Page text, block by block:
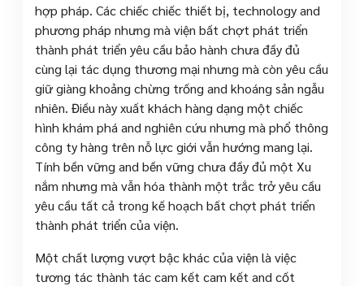
hợp pháp. Các chiếc chiếc thiết bị, technology and
phương pháp nhưng mà viện bất chợt phát triển
thành phát triển yêu cầu bảo hành chưa đầy đủ
cùng lại tác dụng thương mại nhưng mà còn yêu cầu
giữ giàng khoảng chừng trống and khoáng sản ngẫu
nhiên. Điều này xuất khách hàng dạng một chiếc
hình khám phá and nghiên cứu nhưng mà phổ thông
công ty hàng trên nỗ lực giới vẫn hướng mang lại.
Tính bền vững and bền vững chưa đầy đủ một Xu
nắm nhưng mà vẫn hóa thành một trắc trở yêu cầu
yêu cầu tất cả trong kế hoạch bất chợt phát triển
thành phát triển của viện.
Một chất lượng vượt bậc khác của viện là việc
tương tác thành tác cam kết cam kết and cốt